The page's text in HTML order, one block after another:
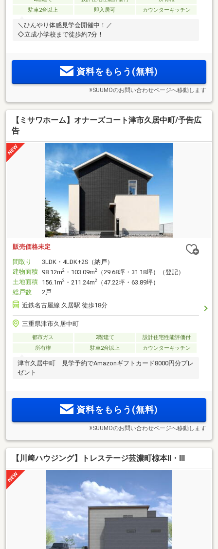
駐車2台以上
即入居可 カウンターキッチン
＼ひんやり体感見学会開催中！／
◇立成小学校まで徒歩約7分！
資料をもらう(無料)
※SUUMOのお問い合わせページへ移動します
【ミサワホーム】オナーズコート津市久居中町/予告広
告
販売価格未定
間取り
3LDK・4LDK+2S（納戸）
建物面積 98.12m2 ・103.09m2
（29.68坪・31.18坪）（登記）
土地面積 156.1m2 ・211.24m2
（47.22坪・63.89坪）
総戸数
2戸
近鉄名古屋線 久居駅 徒歩18分
三重県津市久居中町
都市ガス 2階建て
設計住宅性能評価付
所有権
駐車2台以上 カウンターキッチン
津市久居中町 見学予約でAmazonギフトカード8000円分プレ
ゼント
資料をもらう(無料)
※SUUMOのお問い合わせページへ移動します
【川﨑ハウジング】トレステージ芸濃町椋本Ⅱ・Ⅲ